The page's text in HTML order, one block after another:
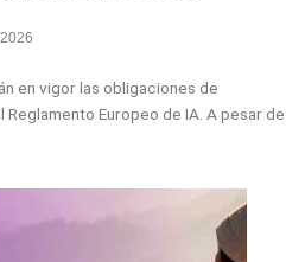
en vigor las obligaciones de
Europeo de IA. A pesar de